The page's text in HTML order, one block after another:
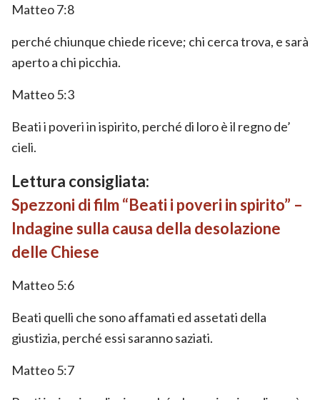
Matteo 7:8
perché chiunque chiede riceve; chi cerca trova, e sarà
aperto a chi picchia.
Matteo 5:3
Beati i poveri in ispirito, perché di loro è il regno de’
cieli.
Lettura consigliata:
Spezzoni di film “Beati i poveri in spirito” –
Indagine sulla causa della desolazione
delle Chiese
Matteo 5:6
Beati quelli che sono affamati ed assetati della
giustizia, perché essi saranno saziati.
Matteo 5:7